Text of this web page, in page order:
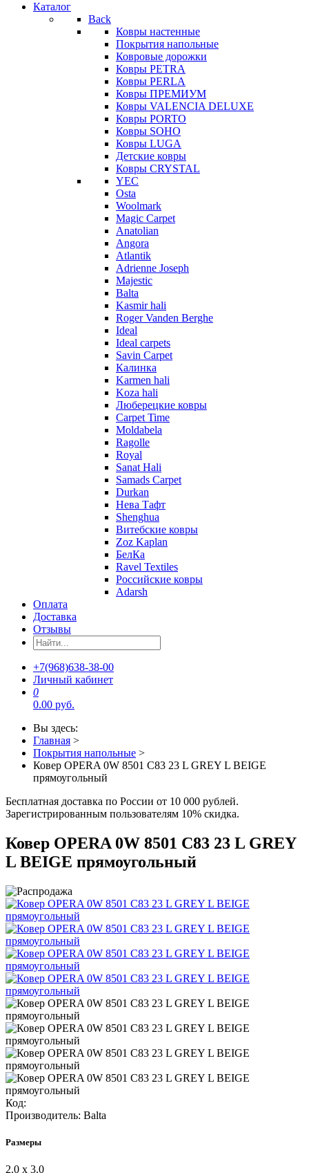
Каталог
Back
Ковры настенные
Покрытия напольные
Ковровые дорожки
Ковры PETRA
Ковры PERLA
Ковры ПРЕМИУМ
Ковры VALENCIA DELUXE
Ковры PORTO
Ковры SOHO
Ковры LUGA
Детские ковры
Ковры CRYSTAL
YEC
Osta
Woolmark
Magic Carpet
Anatolian
Angora
Atlantik
Adrienne Joseph
Majestic
Balta
Kasmir hali
Roger Vanden Berghe
Ideal
Ideal carpets
Savin Carpet
Калинка
Karmen hali
Koza hali
Люберецкие ковры
Carpet Time
Moldabela
Ragolle
Royal
Sanat Hali
Samads Carpet
Durkan
Нева Тафт
Shenghua
Витебские ковры
Zoz Kaplan
БелКа
Ravel Textiles
Российские ковры
Adarsh
Оплата
Доставка
Отзывы
+7(968)638-38-00
Личный кабинет
0
0.00 руб.
Вы здесь:
Главная >
Покрытия напольные >
Ковер OPERA 0W 8501 C83 23 L GREY L BEIGE
прямоугольный
Бесплатная доставка по России от 10 000 рублей.
Зарегистрированным пользователям 10% скидка.
Ковер OPERA 0W 8501 C83 23 L GREY
L BEIGE прямоугольный
Код:
Производитель: Balta
Размеры
2.0 х 3.0